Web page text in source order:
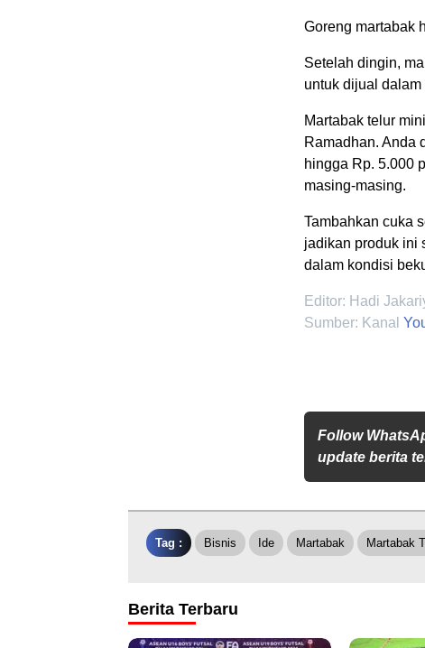
Goreng martabak
Setelah dingin,
untuk dijual
Martabak telur
Ramadhan. Anda
hingga Rp. 5.000
masing-masing.
Tambahkan cuka
jadikan produk ini
dalam kondisi
Editor: Hadi
Sumber: Kanal
Follow
update berita
Tag : Bisnis Ide Martabak Martabak
Berita Terbaru